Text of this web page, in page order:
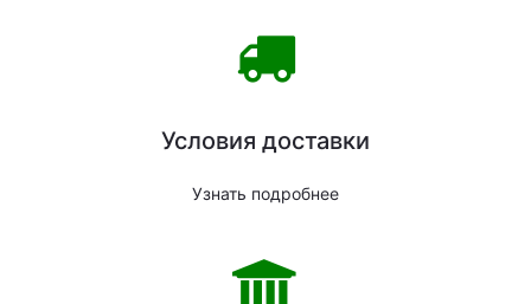
Условия доставки
Узнать подробнее